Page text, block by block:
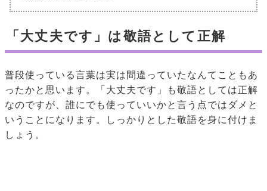
「大丈夫です」は敬語として正解
普段使っている言葉は実は間違っていたなんてこともあ
ったかと思います。「大丈夫です」も敬語としては正解
なのですが、誰にでも使っていいかと言う点ではダメと
いうことになります。しっかりとした敬語を身に付けま
しょう。